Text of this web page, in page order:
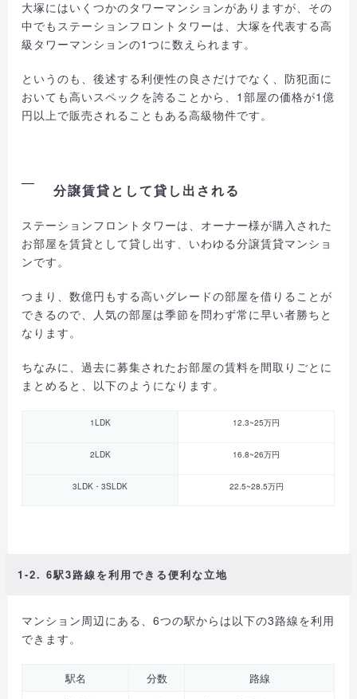
大塚にはいくつかのタワーマンションがありますが、その
中でもステーションフロントタワーは、大塚を代表する高
級タワーマンションの1つに数えられます。
というのも、後述する利便性の良さだけでなく、防犯面に
おいても高いスペックを誇ることから、1部屋の価格が1億
円以上で販売されることもある高級物件です。
分譲賃貸として貸し出される
ステーションフロントタワーは、オーナー様が購入された
お部屋を賃貸として貸し出す、いわゆる分譲賃貸マンショ
ンです。
つまり、数億円もする高いグレードの部屋を借りることが
できるので、人気の部屋は季節を問わず常に早い者勝ちと
なります。
ちなみに、過去に募集されたお部屋の賃料を間取りごとに
まとめると、以下のようになります。
1LDK 12.3~25万円
2LDK 16.8~26万円
3LDK・3SLDK 22.5~28.5万円
1-2. 6駅3路線を利用できる便利な立地
マンション周辺にある、6つの駅からは以下の3路線を利用
できます。
駅名 分数
路線